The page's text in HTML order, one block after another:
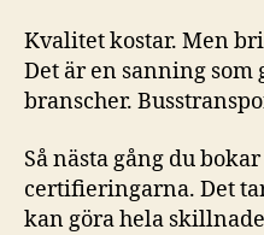
Kvalitet kostar. Men
Det är en sanning som
branscher.
Så nästa gång du
certifieringarna. Det
kan göra hela